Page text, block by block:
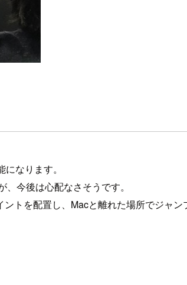
なります。
今後は心配なさそうです。
トを配置し、Macと離れた場所でジャ